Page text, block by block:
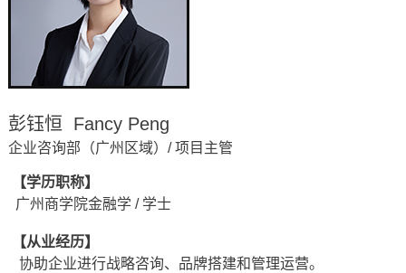
彭钰恒 Fancy Peng
企业咨询部（广州区域）/ 项目主管
【学历职称】
广州商学院金融学 / 学士
【从业经历】
协助企业进行战略咨询、品牌搭建和管理运营。